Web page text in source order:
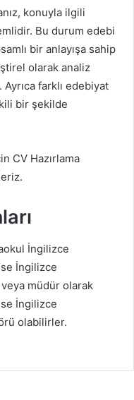
konuyla ilgili
Bu durum edebi
bir anlayışa sahip
olarak analiz
farklı edebiyat
bir şekilde
CV Hazırlama
İngilizce
İngilizce
müdür olarak
İngilizce
olabilirler.